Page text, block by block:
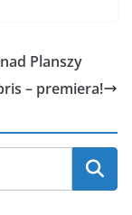
Planszy
– premiera!